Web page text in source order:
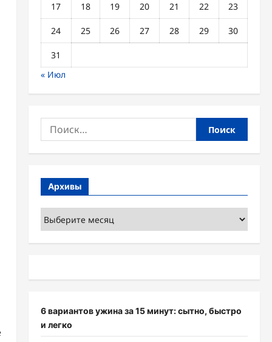
17 18 19 20 21 22 23
24 25 26 27 28 29 30
31
« Июл
Найти:
Архивы
Архивы
6 вариантов ужина за 15 минут: сытно, быстро
и легко